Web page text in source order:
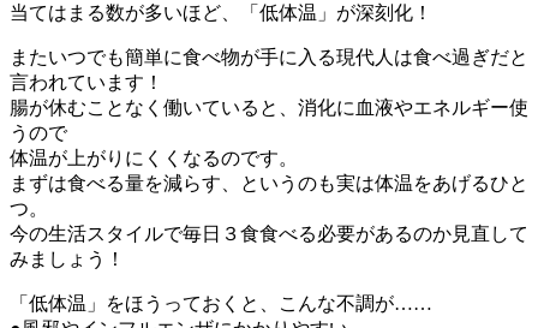
当てはまる数が多いほど、「低体温」が深刻化！
またいつでも簡単に食べ物が手に入る現代人は食べ過ぎだと
言われています！
腸が休むことなく働いていると、消化に血液やエネルギー使
うので
体温が上がりにくくなるのです。
まずは食べる量を減らす、というのも実は体温をあげるひと
つ。
今の生活スタイルで毎日３食食べる必要があるのか見直して
みましょう！
「低体温」をほうっておくと、こんな不調が……